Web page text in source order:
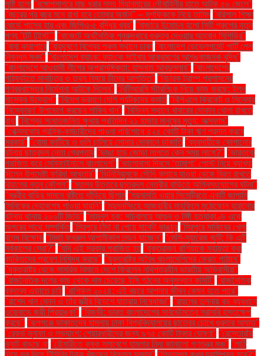
সৃষ্টি হলো "বঙ্গোপসাগরে মাছ ধরার সময় মিয়ানমারের নৌবাহিনীর হাতে আটক ৫৬ জেলে"
"বছরের পর বছর মনে রাখা হবে তোমার অর্জন" – মুশফিককে নিয়ে তামিম "বরিশাল শিক্ষা
বোর্ডে পাসের হার এবং জিপিএ-৫ বৃদ্ধির খবর" "বাজারে উন্মোচন হলো সিটি গ্রুপের নতুন
পণ্য ‘টুটি টুইস্ট’" "বাজেটে অর্থনৈতিক পুনরুদ্ধারে গুরুত্ব দেওয়ার আহ্বান সিপিডির"
"বাবা কারাগারে "বায়ুদূষণে বিশ্বের পঞ্চম স্থানে ঢাকা "বাংলাদেশ ডেভেলপমেন্ট পার্টি পেল
নিবন্ধন সনদ" "বাংলাদেশ ব্যাংক: ব্যাংকে সাইবার আক্রমণের আশঙ্কাজনক বৃদ্ধি"
"বাংলাদেশে আওয়ামী লীগের অপ্রাসঙ্গিকতা: হাসনাত আবদুল্লাহ" "বাংলাদেশের
পাঠ্যবইতে মানচিত্র ও তথ্য বিষয়ে চীনের আপত্তি" "বিচারক ট্রাম্প প্রশাসনের
গণবরখাস্তের নির্দেশনা আটকে দিলেন" "বিটিআরসি স্টারলিংক নিয়ে কাজ করছে: ইলন
মাস্কের উদ্যোগ" "বিদেশ ভ্রমণে দেশি পর্যটকদের কমতি "বিপিএলে ক্রিকেট ও সিনেমার
'বিস্ফোরণ' উপভোগ করছেন শাকিব খান" "বিভিন্ন স্থানে খাবারের দোকান খোলা রাখতে
বাধা "বিশ্বের সংঘাতজনিত ক্ষুধায় প্রতিদিন ২১ হাজার মানুষের মৃত্যু: অক্সফাম"
"বেক্সিমকোর শ্রমিক-কর্মচারীদের পাওনা পরিশোধে ৫২৫ কোটি টাকা ঋণ প্রদান করবে
সরকার" "বোমা ফাটিয়ে ও গুলি চালিয়ে সোনার দোকানে ডাকাতি "ব্যবসায়ীকে কোপানোর
ঘটনায় ছাত্রদল নেতা গ্রেপ্তার "ভাঙা হাড় জোড়া লাগতে কেন সময় লাগে?" "ভারতকে
পরাজিত করে সেমিফাইনালে বাংলাদেশ" "ভালোবাসা দিবসে ‘তামাশা’ পোস্ট নিয়ে ব্যাখ্যা
দিলেন উপদেষ্টা ফরিদা আখতার" "ভিনিসিয়ুসকে সৌদি ক্লাবে যাওয়া থেকে বিরত রাখতে
রিয়ালের নতুন কৌশল" "মতলব উত্তরে ছাত্রদল নেত্রীর বাড়িতে অগ্নিসংযোগের ঘটনা"
"মন্ত্রীর বাড়ির সামনে বৃষ্টিতে দাঁড়িয়ে ছিলাম "ময়নামতি ওয়ার সিমেট্রিতে একটি জাপানি
সৈনিকের দেহাবশেষ পাওয়া যায়নি" "ময়মনসিংহে আজহারীর মাহফিলে মুঠোফোন হারানোর
ঘটনায় থানায় ২০০টি জিডি" "মামুনুল হক: সচিবালয়ে আগুন ও টঙ্গী হত্যাকাণ্ড একে
অপরের সাথে সম্পর্কিত "মিরপুরে চাঁদা না পেয়ে মার্কেট ভাঙচুর "মিরপুরে সাকিবের খেলা
বন্ধে বিক্ষোভ "মির্জা ফখরুল আগামীকাল লন্ডন যাচ্ছেন" "মেসি-সুয়ারেজ জুটি: কি এটি
সর্বকালের সেরা?" "যদি এই সরকার পরাজিত হয় "যুক্তরাজ্য রাশিয়াকে সহায়তা করা
ব্যক্তিদের প্রবেশ নিষিদ্ধ করছে" "যুক্তরাষ্ট্র অবৈধ বাংলাদেশিদের ফেরত পাঠাবে"
"যুক্তরাষ্ট্র থেকে সামরিক বিমানে দেশে ফিরলেন নথিপত্রহীন ভারতীয় অভিবাসীরা"
"রাজনৈতিক দলের কাছ থেকে নাম চেয়েছে ইসি গঠনের অনুসন্ধান কমিটি" "রাজনৈতিক
বক্তব্য এড়াতে চাই "রাশিফল ২০২৪: এই বছরে আপনার জীবন কেমন হতে পারে"
"রাশেদ খান মেনন ও তাঁর স্ত্রীর বিদেশে যাত্রায় নিষেধাজ্ঞা" "রাহুলের তুলনায় বড় ব্যবধানে
ওয়েনাডে জয়ী প্রিয়াঙ্কা" "রিজভী: ভারত বাংলাদেশের সার্বভৌমত্বে সরাসরি হস্তক্ষেপ
করছে" "রূপগঞ্জে ডাকাতদের হামলায় ঢাকা বিশ্ববিদ্যালয়ের ছাত্রের চোখে গুরুতর আঘাত"
"রেকর্ড মুনাফা ও লভ্যাংশ: শেয়ারধারীদের জন্য ৯৭৫ কোটি টাকার ঘোষণা" "রেস্তোরাঁয়
ভ্যাট বাড়ছে না "রৌমারীতে কৃষক সমাবেশে হামলার নিন্দা জানালো গণতন্ত্র মঞ্চ" "লাঠি